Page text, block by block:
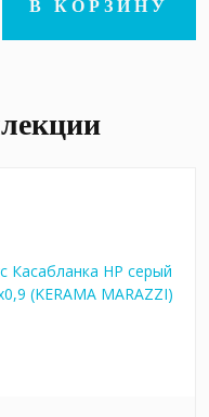
В КОРЗИНУ